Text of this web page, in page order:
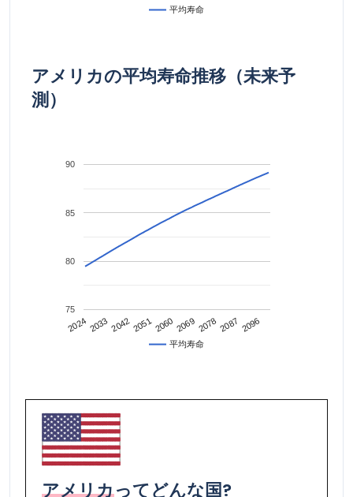
平均寿命
アメリカの平均寿命推移（未来予
測）
平均寿命
2024 2033204220512060 2069 20782087 2096
75
80
85
90
アメリカってどんな国?